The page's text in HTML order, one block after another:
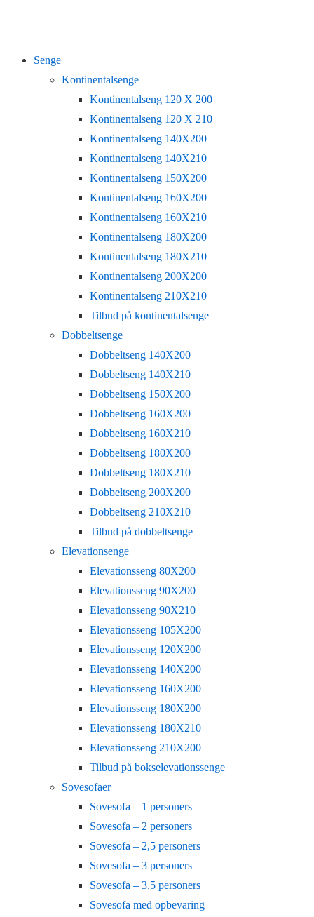
Senge
Kontinentalsenge
Kontinentalseng 120 X 200
Kontinentalseng 120 X 210
Kontinentalseng 140X200
Kontinentalseng 140X210
Kontinentalseng 150X200
Kontinentalseng 160X200
Kontinentalseng 160X210
Kontinentalseng 180X200
Kontinentalseng 180X210
Kontinentalseng 200X200
Kontinentalseng 210X210
Tilbud på kontinentalsenge
Dobbeltsenge
Dobbeltseng 140X200
Dobbeltseng 140X210
Dobbeltseng 150X200
Dobbeltseng 160X200
Dobbeltseng 160X210
Dobbeltseng 180X200
Dobbeltseng 180X210
Dobbeltseng 200X200
Dobbeltseng 210X210
Tilbud på dobbeltsenge
Elevationsenge
Elevationsseng 80X200
Elevationsseng 90X200
Elevationsseng 90X210
Elevationsseng 105X200
Elevationsseng 120X200
Elevationsseng 140X200
Elevationsseng 160X200
Elevationsseng 180X200
Elevationsseng 180X210
Elevationsseng 210X200
Tilbud på bokselevationssenge
Sovesofaer
Sovesofa – 1 personers
Sovesofa – 2 personers
Sovesofa – 2,5 personers
Sovesofa – 3 personers
Sovesofa – 3,5 personers
Sovesofa med opbevaring